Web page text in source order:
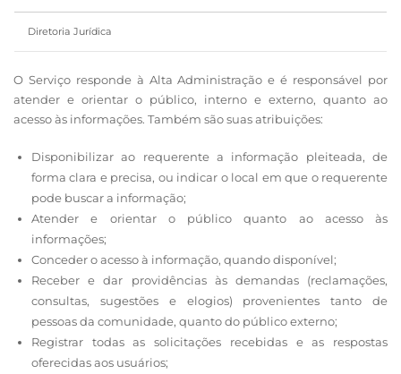
Diretoria Jurídica
O Serviço responde à Alta Administração e é responsável por
atender e orientar o público, interno e externo, quanto ao
acesso às informações. Também são suas atribuições:
Disponibilizar ao requerente a informação pleiteada, de
forma clara e precisa, ou indicar o local em que o requerente
pode buscar a informação;
Atender e orientar o público quanto ao acesso às
informações;
Conceder o acesso à informação, quando disponível;
Receber e dar providências às demandas (reclamações,
consultas, sugestões e elogios) provenientes tanto de
pessoas da comunidade, quanto do público externo;
Registrar todas as solicitações recebidas e as respostas
oferecidas aos usuários;